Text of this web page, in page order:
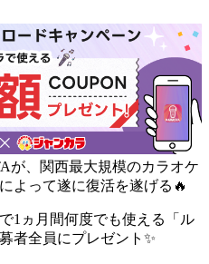
が、関西最大規模のカラオケ
よって遂に復活を遂げる🔥
1ヵ月間何度でも使える「ル
者全員にプレゼント✨